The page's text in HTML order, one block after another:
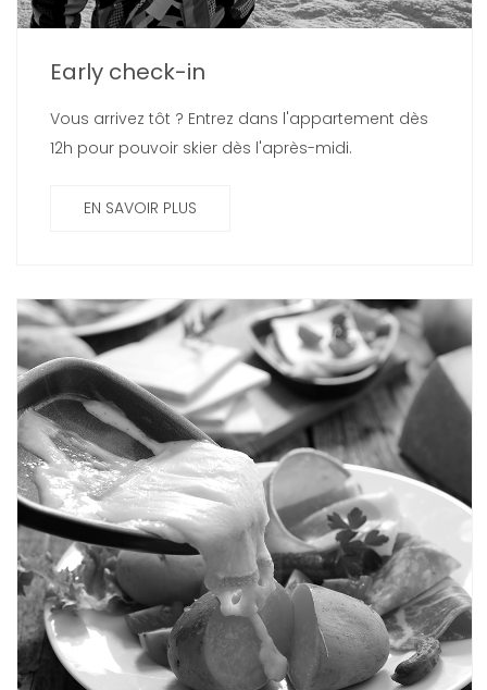
Early check-in
Vous arrivez tôt ? Entrez dans l'appartement dès
12h pour pouvoir skier dès l'après-midi.
EN SAVOIR PLUS